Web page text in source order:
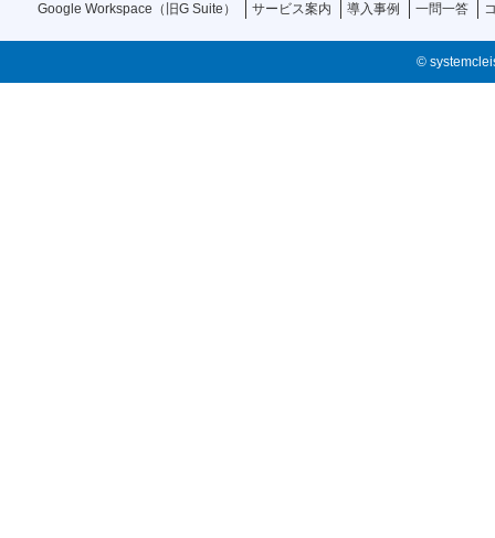
Google Workspace（旧G Suite） サービス案内 導入事例 一問一答
©